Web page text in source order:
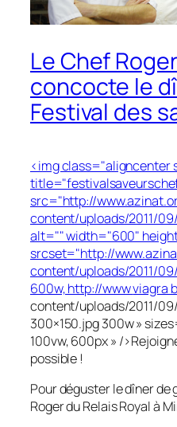
Le Chef
concocte le
Festival des
<img class="aligncenter
src="http://
content/uploads/2011/
alt="" width="600"
srcset="http://
content/uploads/2011/
600w, http://wwwviagra
content/uploads/2011/
300×150.jpg 300w »
100vw, 600px » /
possible !
Pour déguster le dîner
Roger du Relais Royal à